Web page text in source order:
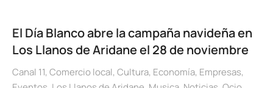
El Día Blanco abre la campaña navideña en
Los Llanos de Aridane el 28 de noviembre
Canal 11, Comercio local, Cultura, Economía, Empresas,